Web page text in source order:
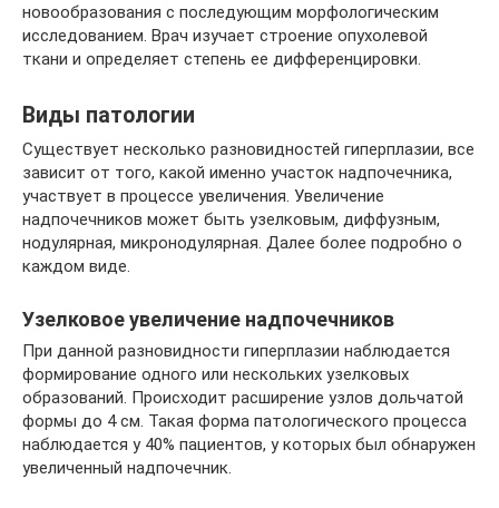
новообразования с последующим морфологическим
исследованием. Врач изучает строение опухолевой
ткани и определяет степень ее дифференцировки.
Виды патологии
Существует несколько разновидностей гиперплазии, все
зависит от того, какой именно участок надпочечника,
участвует в процессе увеличения. Увеличение
надпочечников может быть узелковым, диффузным,
нодулярная, микронодулярная. Далее более подробно о
каждом виде.
Узелковое увеличение надпочечников
При данной разновидности гиперплазии наблюдается
формирование одного или нескольких узелковых
образований. Происходит расширение узлов дольчатой
формы до 4 см. Такая форма патологического процесса
наблюдается у 40% пациентов, у которых был обнаружен
увеличенный надпочечник.